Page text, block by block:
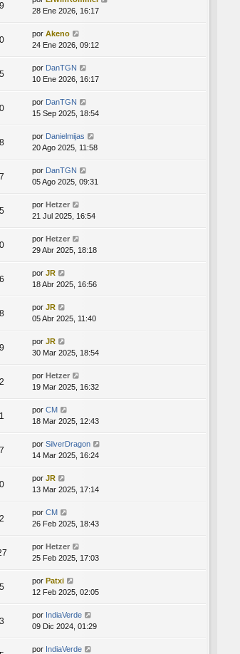
28 Ene 2026, 16:17
por Akeno
24 Ene 2026, 09:12
por DanTGN
10 Ene 2026, 16:17
por DanTGN
15 Sep 2025, 18:54
por Danielmijas
20 Ago 2025, 11:58
por DanTGN
05 Ago 2025, 09:31
por Hetzer
21 Jul 2025, 16:54
por Hetzer
29 Abr 2025, 18:18
por JR
18 Abr 2025, 16:56
por JR
05 Abr 2025, 11:40
por JR
30 Mar 2025, 18:54
por Hetzer
19 Mar 2025, 16:32
por CM
18 Mar 2025, 12:43
por SilverDragon
14 Mar 2025, 16:24
por JR
13 Mar 2025, 17:14
por CM
26 Feb 2025, 18:43
por Hetzer
25 Feb 2025, 17:03
por Patxi
12 Feb 2025, 02:05
por IndiaVerde
09 Dic 2024, 01:29
por IndiaVerde